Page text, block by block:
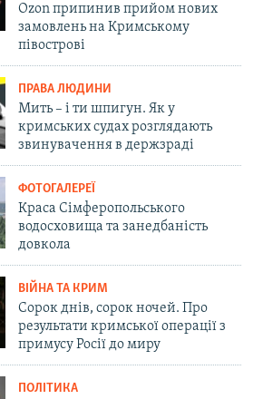
Ozon припинив прийом нових
замовлень на Кримському
півострові
ПРАВА ЛЮДИНИ
Мить – і ти шпигун. Як у
кримських судах розглядають
звинувачення в держзраді
ФОТОГАЛЕРЕЇ
Краса Сімферопольського
водосховища та занедбаність
довкола
ВІЙНА ТА КРИМ
Сорок днів, сорок ночей. Про
результати кримської операції з
примусу Росії до миру
ПОЛІТИКА